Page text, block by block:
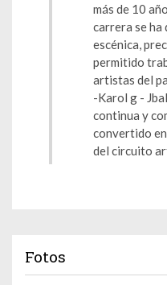
más de 10
carrera se ha
escénica,
permitido
artistas del
-Karol g -
continua y
convertido
del circuito
Fotos